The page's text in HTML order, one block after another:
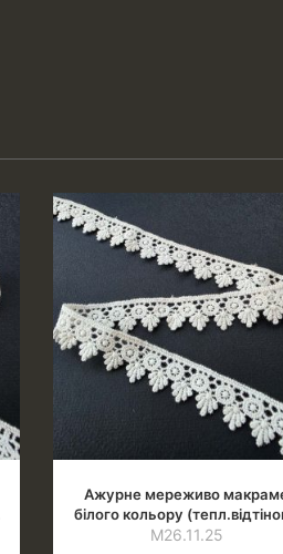
Ажурне мереживо
білого кольору
ширина 2.0 см
М26.11.25